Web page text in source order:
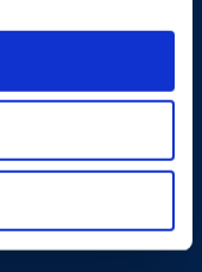
att
kostnader. Det gör
arbete med
medarbetarskap
Vi möter